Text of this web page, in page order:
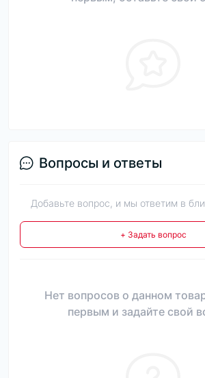
Вопросы и ответы
Добавьте вопрос, и мы ответим в
+ Задать вопрос
Нет вопросов о данном
первым и задайте свой